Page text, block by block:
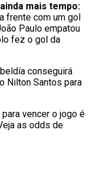
mais tempo:
frente com um gol
Paulo empatou
fez o gol da
conseguirá
Nilton Santos para
vencer o jogo é
as odds de